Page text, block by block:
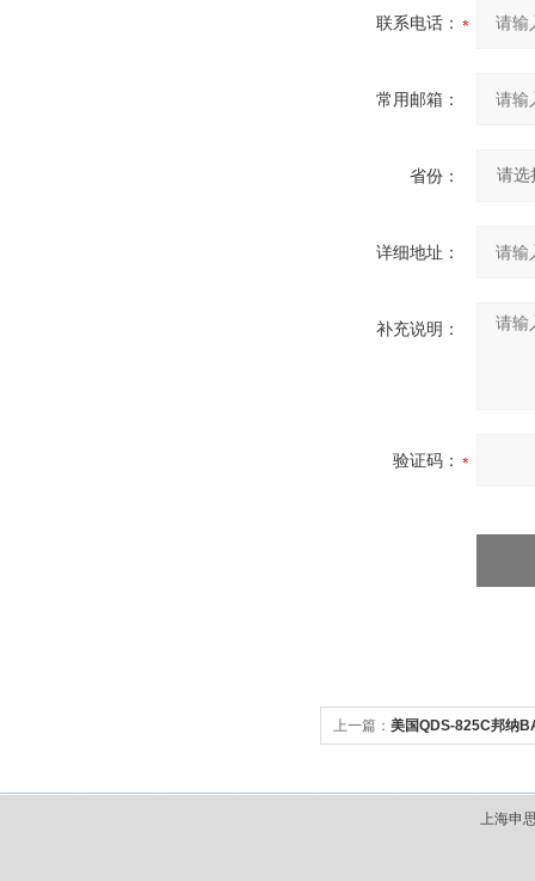
联系电话：
常用邮箱：
省份：
详细地址：
补充说明：
验证码：
上一篇： 美国QDS-825C邦纳
上海申